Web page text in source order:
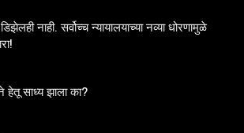
नाही. सर्वोच्च न्यायालयाच्या नव्या धोरणामुळे
हेतू साध्य झाला का?